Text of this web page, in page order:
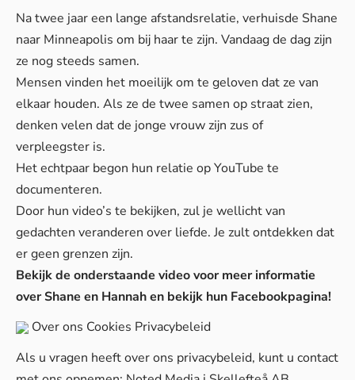
Na twee jaar een lange afstandsrelatie, verhuisde Shane
naar Minneapolis om bij haar te zijn. Vandaag de dag zijn
ze nog steeds samen.
Mensen vinden het moeilijk om te geloven dat ze van
elkaar houden. Als ze de twee samen op straat zien,
denken velen dat de jonge vrouw zijn zus of
verpleegster is.
Het echtpaar begon hun relatie op YouTube te
documenteren.
Door hun video’s te bekijken, zul je wellicht van
gedachten veranderen over liefde. Je zult ontdekken dat
er geen grenzen zijn.
Bekijk de onderstaande video voor meer informatie
over Shane en Hannah en bekijk hun Facebookpagina!
Over ons Cookies Privacybeleid
Als u vragen heeft over ons privacybeleid, kunt u contact